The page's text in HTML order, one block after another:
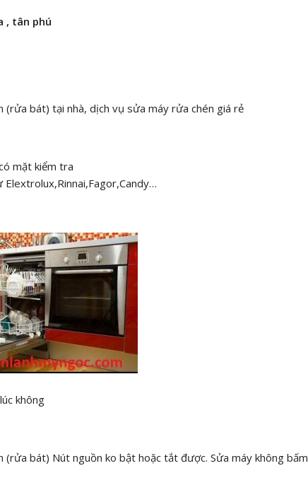
, tân phú
(rửa bát) tại nhà, dịch vụ sửa máy rửa chén giá rẻ
mặt kiểm tra
Elextrolux,Rinnai,Fagor,Candy…
không
(rửa bát) Nút nguồn ko bật hoặc tắt được. Sửa máy không bấm